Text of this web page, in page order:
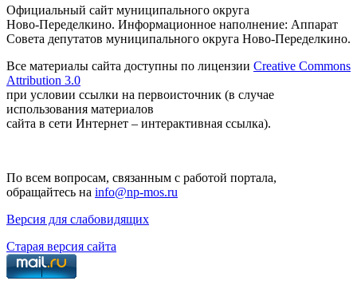
Официальный сайт муниципального округа
Ново-Переделкино. Информационное наполнение: Аппарат
Совета депутатов муниципального округа Ново-Переделкино.
Все материалы сайта доступны по лицензии Creative Commons
Attribution 3.0
при условии ссылки на первоисточник (в случае
использования материалов
сайта в сети Интернет – интерактивная ссылка).
По всем вопросам, связанным с работой портала,
обращайтесь на info@np-mos.ru
Версия для слабовидящих
Старая версия сайта